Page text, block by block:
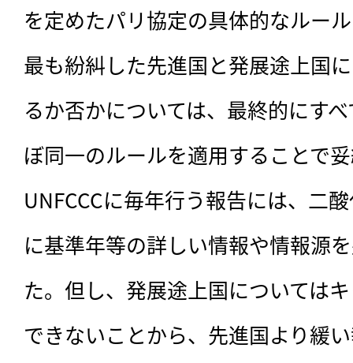
を定めたパリ協定の具体的なルー
最も紛糾した先進国と発展途上国
るか否かについては、最終的にす
ぼ同一のルールを適用することで
UNFCCCに毎年行う報告には、二
に基準年等の詳しい情報や情報源
た。但し、発展途上国については
できないことから、先進国より緩